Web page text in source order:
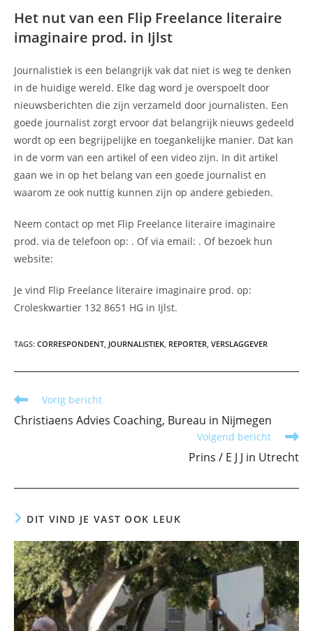
Het nut van een Flip Freelance literaire
imaginaire prod. in Ijlst
Journalistiek is een belangrijk vak dat niet is weg te denken
in de huidige wereld. Elke dag word je overspoelt door
nieuwsberichten die zijn verzameld door journalisten. Een
goede journalist zorgt ervoor dat belangrijk nieuws gedeeld
wordt op een begrijpelijke en toegankelijke manier. Dat kan
in de vorm van een artikel of een video zijn. In dit artikel
gaan we in op het belang van een goede journalist en
waarom ze ook nuttig kunnen zijn op andere gebieden.
Neem contact op met Flip Freelance literaire imaginaire
prod. via de telefoon op: . Of via email: . Of bezoek hun
website:
Je vind Flip Freelance literaire imaginaire prod. op:
Croleskwartier 132 8651 HG in Ijlst.
TAGS: CORRESPONDENT JOURNALISTIEK REPORTER VERSLAGGEVER
Lees
meer
artikelen
Vorig bericht
Christiaens Advies Coaching, Bureau in Nijmegen
Volgend bericht
Prins / E J J in Utrecht
DIT VIND JE VAST OOK LEUK